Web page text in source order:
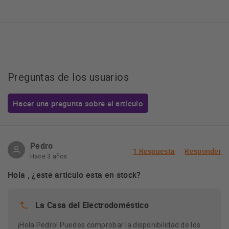
Preguntas de los usuarios
Hacer una pregunta sobre el artículo
Pedro
Hace 3 años
1 Respuesta Responder
Hola , ¿este articulo esta en stock?
La Casa del Electrodoméstico
¡Hola Pedro! Puedes comprobar la disponibilidad de los